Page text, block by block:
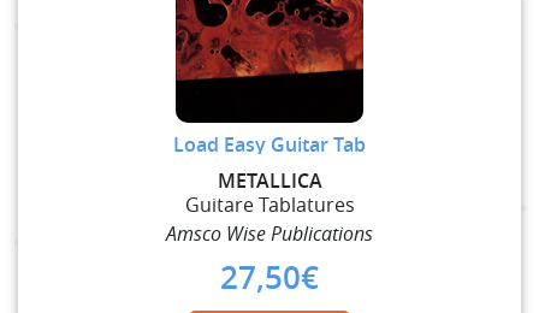
Load Easy Guitar Tab
METALLICA
Guitare Tablatures
Amsco Wise Publications
27,50€